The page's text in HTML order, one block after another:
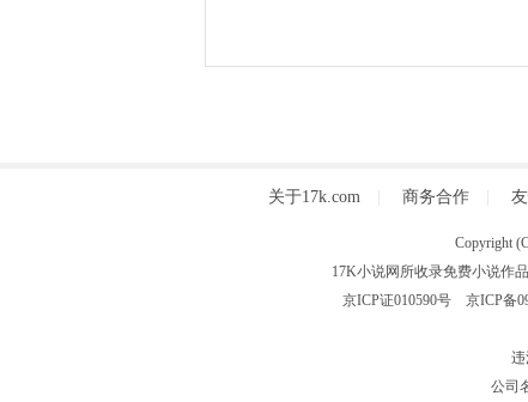
关于17k.com 商务合作
Copyright
17K小说网所收录免费小说作
京ICP证010590号 京ICP备
违
公司